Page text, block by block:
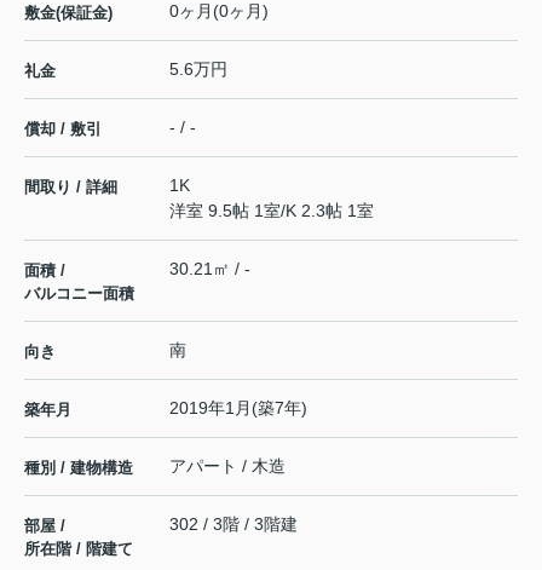
敷金(保証金) 0ヶ月(0ヶ月)
礼金 5.6万円
償却 / 敷引 - / -
間取り / 詳細
1K
洋室 9.5帖 1室/K 2.3帖 1室
面積 /
バルコニー面積
30.21㎡ / -
向き 南
築年月 2019年1月(築7年)
種別 / 建物構造 アパート / 木造
部屋 /
所在階 / 階建て
302 / 3階 / 3階建